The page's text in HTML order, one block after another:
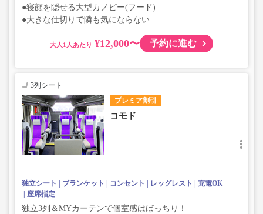
●寝顔を隠せる大型カノピー(フード)
●大きな仕切りで隣も気にならない
大人 ¥12,000〜 予約に進む
プレミア割引
3列シート
コモド
独立シート ブランケット コンセント レッグレスト
充電OK
座席指定
独立3列＆MYカーテンで個室感はばっちり！